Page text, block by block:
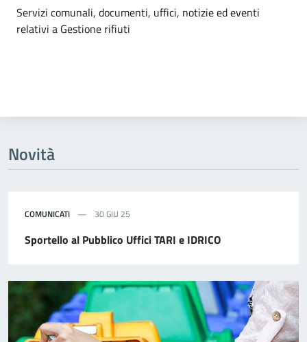
Dettagli dell'argomento
Servizi comunali, documenti, uffici, notizie ed eventi
relativi a Gestione rifiuti
Novità
COMUNICATI 30 GIU 25
Sportello al Pubblico Uffici TARI e IDRICO